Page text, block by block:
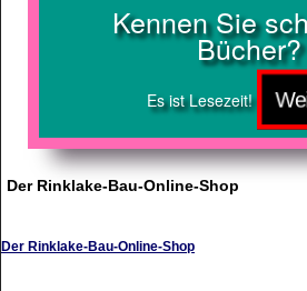
Kennen Sie
Bücher?
Es ist Lesezeit!
Der Rinklake-Bau-Online-Shop
Der Rinklake-Bau-Online-Shop